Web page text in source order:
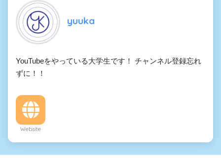
yuuka
YouTubeをやっている大学生です！ チャンネル登録忘れ
ずに！！
Website